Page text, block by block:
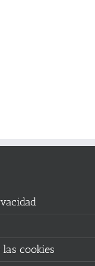
cookies